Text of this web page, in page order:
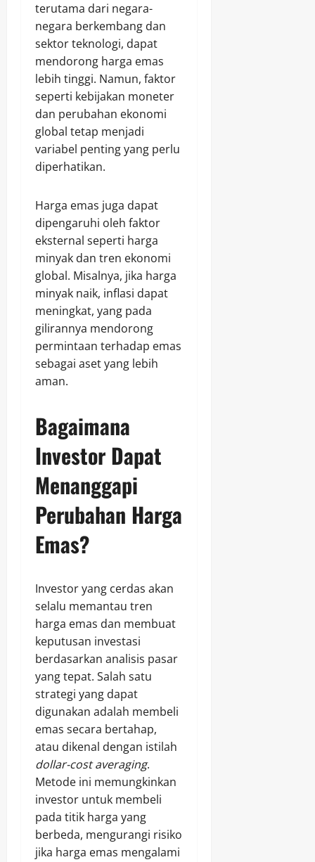
terutama dari negara-
negara berkembang dan
sektor teknologi, dapat
mendorong harga emas
lebih tinggi. Namun, faktor
seperti kebijakan moneter
dan perubahan ekonomi
global tetap menjadi
variabel penting yang perlu
diperhatikan.
Harga emas juga dapat
dipengaruhi oleh faktor
eksternal seperti harga
minyak dan tren ekonomi
global. Misalnya, jika harga
minyak naik, inflasi dapat
meningkat, yang pada
gilirannya mendorong
permintaan terhadap emas
sebagai aset yang lebih
aman.
Bagaimana
Investor Dapat
Menanggapi
Perubahan Harga
Emas?
Investor yang cerdas akan
selalu memantau tren
harga emas dan membuat
keputusan investasi
berdasarkan analisis pasar
yang tepat. Salah satu
strategi yang dapat
digunakan adalah membeli
emas secara bertahap,
atau dikenal dengan istilah
dollar-cost averaging.
Metode ini memungkinkan
investor untuk membeli
pada titik harga yang
berbeda, mengurangi risiko
jika harga emas mengalami